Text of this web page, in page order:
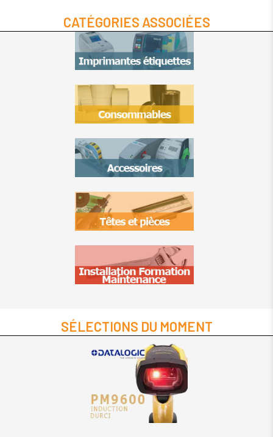
CATÉGORIES ASSOCIÉES
SÉLECTIONS DU MOMENT